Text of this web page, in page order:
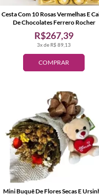
COMPRAR
3x de R$ 89,13
R$267,39
Cesta Com 10 Rosas Vermelhas E
De Chocolates Ferrero Rocher
Mini Buquê De Flores Secas E